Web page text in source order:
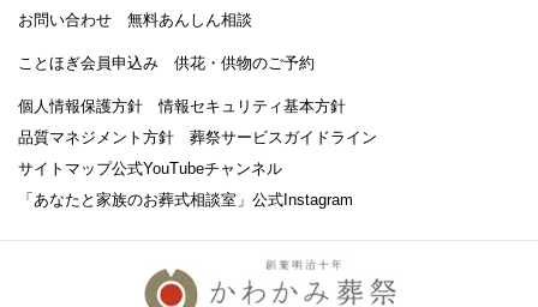
お問い合わせ 無料あんしん相談
ことほぎ会員申込み 供花・供物のご予約
個人情報保護方針
情報セキュリティ基本方針
品質マネジメント方針
葬祭サービスガイドライン
サイトマップ公式YouTubeチャンネル
「あなたと家族のお葬式相談室」 公式Instagram